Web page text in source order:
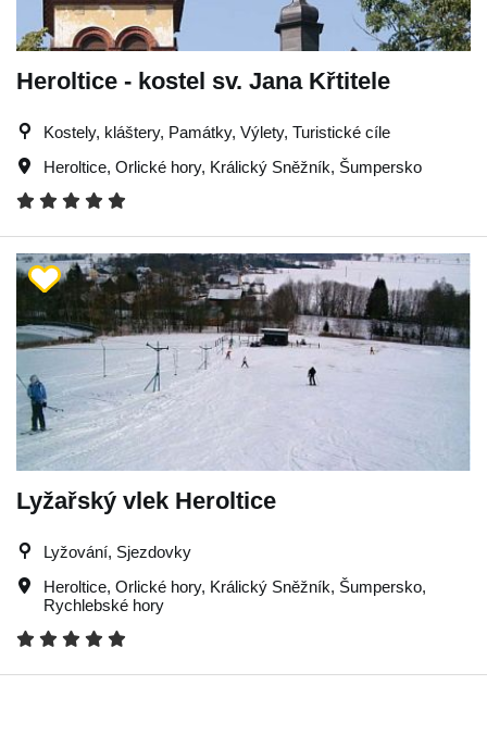
Heroltice - kostel sv. Jana Křtitele
Kostely, kláštery, Památky, Výlety, Turistické cíle
Heroltice, Orlické hory, Králický Sněžník, Šumpersko
Lyžařský vlek Heroltice
Lyžování, Sjezdovky
Heroltice, Orlické hory, Králický Sněžník, Šumpersko,
Rychlebské hory